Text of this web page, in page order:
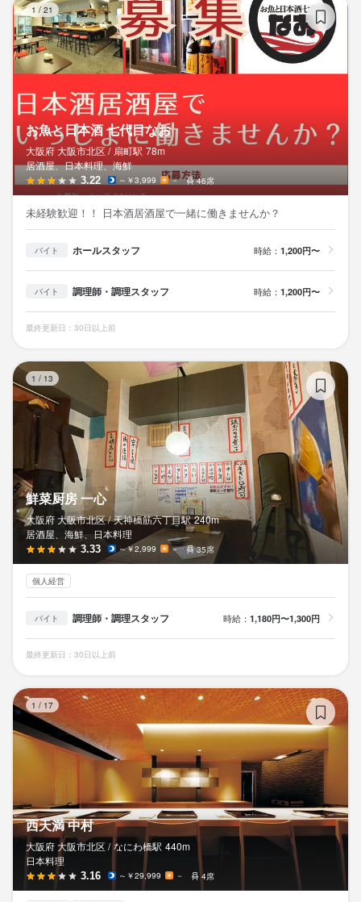
1 / 21
お魚と日本酒 七代目なお
大阪府 大阪市北区 / 扇町駅 78m
居酒屋、日本料理、海鮮
3.22 ～￥3,999 － 46席
未経験歓迎！！ 日本酒居酒屋で一緒に働きませんか？
バイト ホールスタッフ 時給： 1,200円〜
バイト 調理師・調理スタッフ 時給： 1,200円〜
最終更新日：30日以上前
1 / 13
鮮菜厨房 一心
大阪府 大阪市北区 / 天神橋筋六丁目駅 240m
居酒屋、海鮮、日本料理
3.33 ～￥2,999 － 35席
個人経営
バイト 調理師・調理スタッフ 時給： 1,180円〜1,300円
最終更新日：30日以上前
1 / 17
西天満 中村
大阪府 大阪市北区 / なにわ橋駅 440m
日本料理
3.16 ～￥29,999 － 4席